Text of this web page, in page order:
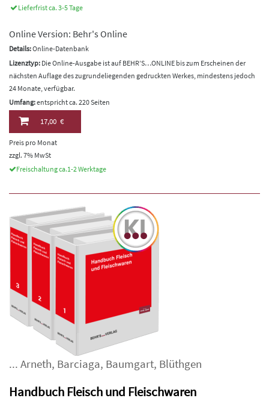
Lieferfrist ca. 3-5 Tage
Online Version: Behr's Online
Details:Online-Datenbank
Lizenztyp: Die Online-Ausgabe ist auf BEHR’S…ONLINE bis zum Erscheinen der
nächsten Auflage des zugrundeliegenden gedruckten Werkes, mindestens jedoch
24 Monate, verfügbar.
Umfang:entspricht ca. 220 Seiten
17,00 €
Preis pro Monat
zzgl. 7% MwSt
Freischaltung ca.1-2 Werktage
... Arneth, Barciaga, Baumgart, Blüthgen
Handbuch Fleisch und Fleischwaren